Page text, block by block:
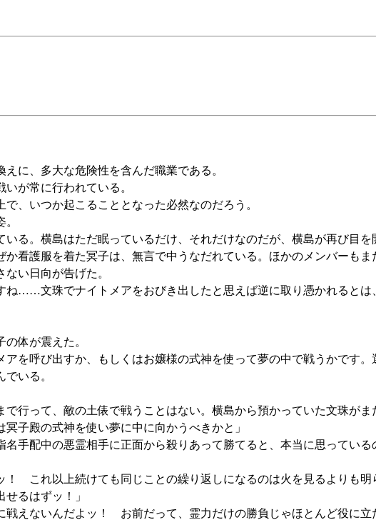
に、多大な危険性を含んだ職業である。
が常に行われている。
、いつか起こることとなった必然なのだろう。
る。横島はただ眠っているだけ、それだけなのだが、横島が再び目を
看護服を着た冥子は、無言で中うなだれている。ほかのメンバーも
い日向が告げた。
……文珠でナイトメアをおびき出したと思えば逆に取り憑かれるとは
体が震えた。
呼び出すか、もしくはお嬢様の式神を使って夢の中で戦うかです。
いる。
行って、敵の土俵で戦うことはない。横島から預かっていた文珠がま
子殿の式神を使い夢に中に向かうべきかと」
配中の悪霊相手に正面から殺りあって勝てると、本当に思っている
これ以上続けても同じことの繰り返しになるのは火を見るよりも明
るはずッ！」
えないんだよッ！ お前だって、霊力だけの勝負じゃほとんど役に立